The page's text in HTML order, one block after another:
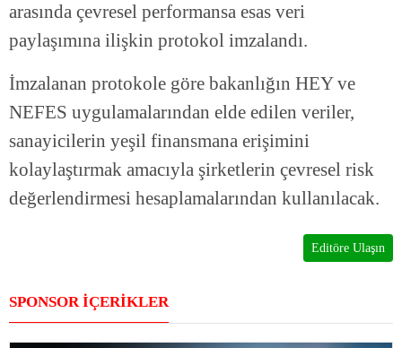
arasında çevresel performansa esas veri
paylaşımına ilişkin protokol imzalandı.
İmzalanan protokole göre bakanlığın HEY ve
NEFES uygulamalarından elde edilen veriler,
sanayicilerin yeşil finansmana erişimini
kolaylaştırmak amacıyla şirketlerin çevresel risk
değerlendirmesi hesaplamalarından kullanılacak.
Editöre Ulaşın
SPONSOR İÇERİKLER